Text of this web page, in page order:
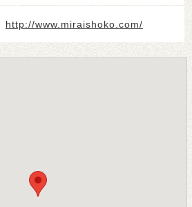
http://www.miraishoko.com/